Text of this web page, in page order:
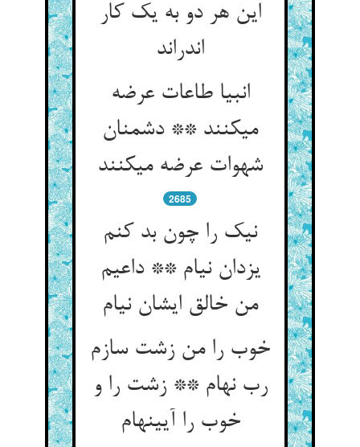
این هر دو به یک کار
اندراند
انبیا طاعات عرضه
می‏کنند ** دشمنان
شهوات عرضه می‏کنند
2685
نیک را چون بد کنم
یزدان نی‏ام ** داعیم
من خالق ایشان نی‏ام‏
خوب را من زشت سازم
رب نه‏ام ** زشت را و
خوب را آیینه‏ام‏